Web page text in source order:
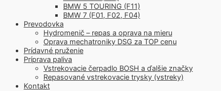
BMW 5 TOURING (F11)
BMW 7 (F01, F02, F04)
Prevodovka
Hydromenič – repas a oprava na mieru
Oprava mechatroniky DSG za TOP cenu
Prídavné pruženie
Príprava paliva
Vstrekovacie čerpadlo BOSH a ďalšie značky
Repasované vstrekovacie trysky (vstreky)
Kontakt